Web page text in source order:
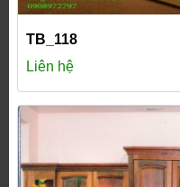
TB_118
Liên hệ